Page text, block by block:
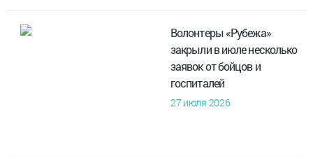
Волонтеры «Рубежа»
закрыли в июле несколько
заявок от бойцов и
госпиталей
27 июля 2026